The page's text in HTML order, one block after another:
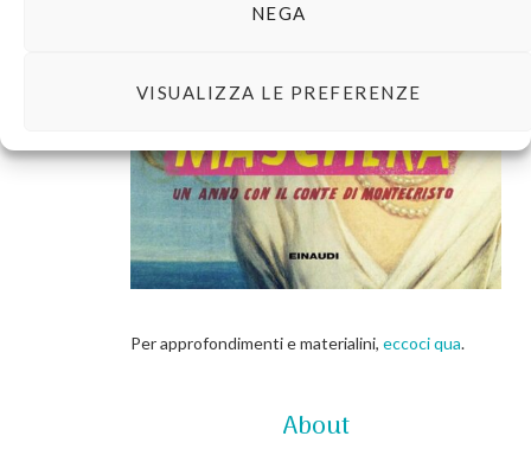
NEGA
VISUALIZZA LE PREFERENZE
Per approfondimenti e materialini, eccoci qua.
About